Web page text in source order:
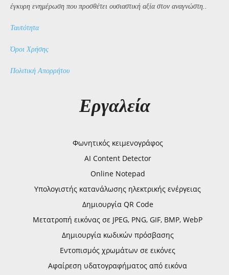
έγκυρη ενημέρωση που προσθέτει ουσιαστική αξία στον αναγνώστη..
Ταυτότητα
Όροι Χρήσης
Πολιτική Απορρήτου
Εργαλεία
Φωνητικός κειμενογράφος
AI Content Detector
Online Notepad
Υπολογιστής κατανάλωσης ηλεκτρικής ενέργειας
Δημιουργία QR Code
Μετατροπή εικόνας σε JPEG, PNG, GIF, BMP, WebP
Δημιουργία κωδικών πρόσβασης
Εντοπισμός χρωμάτων σε εικόνες
Αφαίρεση υδατογραφήματος από εικόνα